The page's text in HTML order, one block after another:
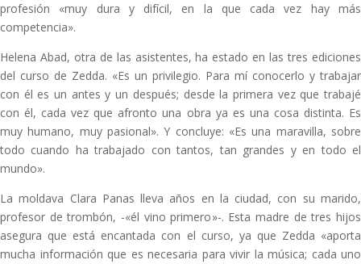
profesión «muy dura y difícil, en la que cada vez hay más
competencia».
Helena Abad, otra de las asistentes, ha estado en las tres ediciones
del curso de Zedda. «Es un privilegio. Para mí conocerlo y trabajar
con él es un antes y un después; desde la primera vez que trabajé
con él, cada vez que afronto una obra ya es una cosa distinta. Es
muy humano, muy pasional». Y concluye: «Es una maravilla, sobre
todo cuando ha trabajado con tantos, tan grandes y en todo el
mundo».
La moldava Clara Panas lleva años en la ciudad, con su marido,
profesor de trombón, -«él vino primero»-. Esta madre de tres hijos
asegura que está encantada con el curso, ya que Zedda «aporta
mucha información que es necesaria para vivir la música; cada uno